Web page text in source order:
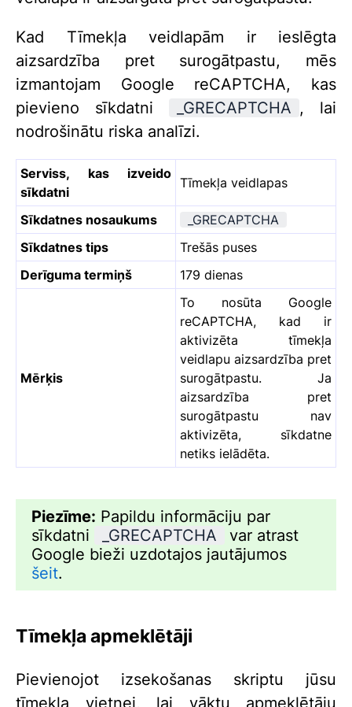
Kad Tīmekļa veidlapām ir ieslēgta
aizsardzība pret surogātpastu, mēs
izmantojam Google reCAPTCHA, kas
pievieno sīkdatni
_GRECAPTCHA , lai
nodrošinātu riska analīzi.
Serviss, kas izveido
sīkdatni
Tīmekļa veidlapas
Sīkdatnes nosaukums
_GRECAPTCHA
Sīkdatnes tips
Trešās puses
Derīguma termiņš
179 dienas
Mērķis
To nosūta Google
reCAPTCHA, kad ir
aktivizēta tīmekļa
veidlapu aizsardzība pret
surogātpastu. Ja
aizsardzība pret
surogātpastu nav
aktivizēta, sīkdatne
netiks ielādēta.
Piezīme: Papildu informāciju par
sīkdatni
_GRECAPTCHA
var atrast
Google bieži uzdotajos jautājumos
šeit.
Tīmekļa apmeklētāji
Pievienojot izsekošanas skriptu jūsu